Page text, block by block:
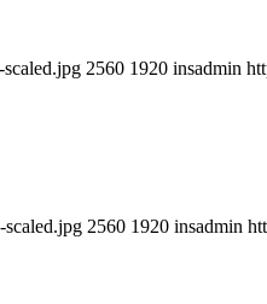
2560 1920 insadmin
2560 1920 insadmin